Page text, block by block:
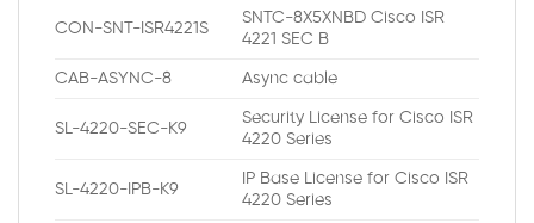
CON-SNT-ISR4221S
SNTC-8X5XNBD Cisco ISR
4221 SEC B
CAB-ASYNC-8 Async cable
SL-4220-SEC-K9
Security License for Cisco ISR
4220 Series
SL-4220-IPB-K9
IP Base License for Cisco ISR
4220 Series